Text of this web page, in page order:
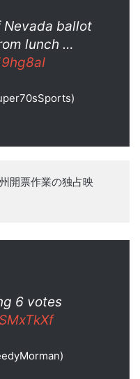
Nevada ballot
lunch …
開票作業の独占映
6 votes